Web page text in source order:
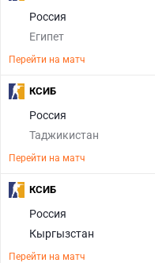
Россия
Египет
Перейти на матч
Россия
Таджикистан
Перейти на матч
КСИБ
Россия
Кыргызстан
Перейти на матч
КСИБ